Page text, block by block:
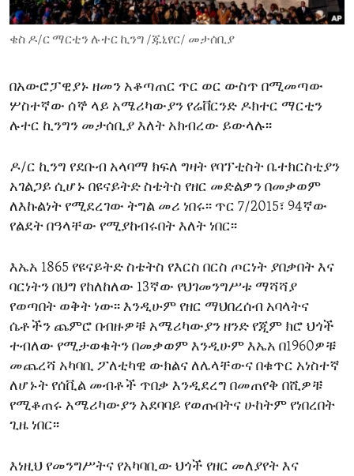
ENVIRONMENT AND HEALTH
IDEALS AND INSTITUTIONS
ቄስ ዶ/ር ማርቲን ሉተር ኪንግ /ጁኒየር/ መታሰቢያ
በአውሮፓዊያኑ ዘመን አቆጣጠር ጥር ወር ውስጥ በሚመጣው
ሦስተኛው ሰኞ ላይ አሜሪካውያን የሬቨርንድ ዶክተር ማርቲን
ሉተር ኪንግን መታሰቢያ እለት አክብረው ይውላሉ፡፡
ዶ/ር ኪንግ የደቡብ አላባማ ክፍለ ግዛት የባፕቲስት ቤተክርስቲያን
አገልጋይ ሲሆኑ በዩናይትድ ስቴትስ የዘር መድልዎን በመቃወም
ለእኩልነት የሚደረገው ትግል መሪ ነበሩ፡፡ ጥር 7/2015፣ 94ኛው
የልደት በዓላቸው የሚያከብሩበት እለት ነበር፡፡
እኤአ 1865 የዩናይትድ ስቴትስ የእርስ በርስ ጦርነት ያበቃበት እና
ባርነትን በህግ የከለከለው 13ኛው የህገመንግሥቱ ማሻሻያ
የወጣበት ወቅት ነው፡፡ እንዲሁም የዘር ማህበረሰብ አባላትና
ሴቶችን ጨምሮ በብዙዎቹ አሜሪካውያን ዘንድ የጂም ክሮ ህጎች
ተብለው የሚታወቁትን በመቃወም እንዲሁም እኤአ በ1960ዎቹ
መጨረሻ አካባቢ ፖለቲካዊ ውክልና ለሌላቸውና በቁጥር አነስተኛ
ለሆኑት የሰቪል መብቶች ጥበቃ እንዲደረግ በመጠየቅ በሺዎቹ
የሚቆጠሩ አሜሪካውያን አደባባይ የወጡበትና ሁከትም የነበረበት
ጊዜ ነበር፡፡
እነዚህ የመንግሥትና የአካባቢው ህጎች የዘር መለያየት እና